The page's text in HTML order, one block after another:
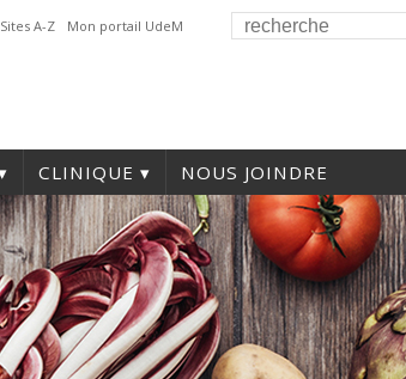
Sites A-Z Mon portail UdeM
CLINIQUE NOUS JOINDRE